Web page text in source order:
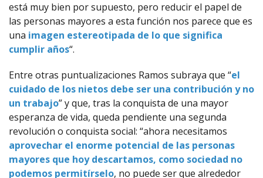
está muy bien por supuesto, pero reducir el papel de
las personas mayores a esta función nos parece que es
una imagen estereotipada de lo que significa
cumplir años“.
Entre otras puntualizaciones Ramos subraya que “el
cuidado de los nietos debe ser una contribución y no
un trabajo” y que, tras la conquista de una mayor
esperanza de vida, queda pendiente una segunda
revolución o conquista social: “ahora necesitamos
aprovechar el enorme potencial de las personas
mayores que hoy descartamos, como sociedad no
podemos permitírselo, no puede ser que alrededor